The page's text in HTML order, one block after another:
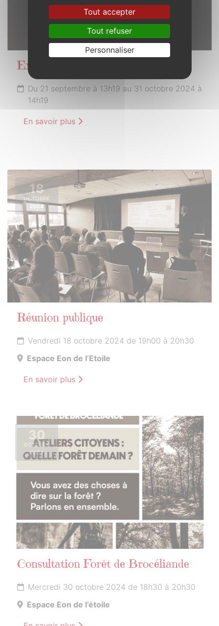
Exploration
Du 21 septembre à 13h19 au 31 octobre 2024 à
14h19
En savoir plus
18
OCTOBRE
2024
Réunion publique
Vendredi 18 octobre 2024 de 19h00 à 20h30
Espace Eon de l’Etoile
En savoir plus
30
OCTOBRE
2024
Consultation Forêt de Brocéliande
Mercredi 30 octobre 2024 de 18h30 à 20h30
Espace Eon de l’étoile
Tout accepter
Tout refuser
Personnaliser